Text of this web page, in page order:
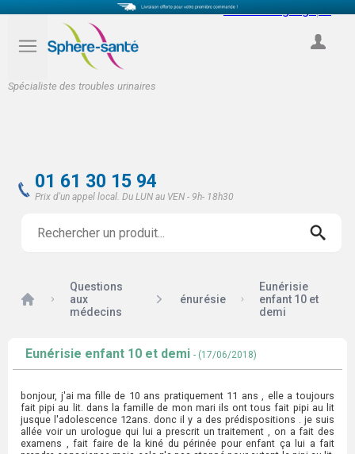
Spécialiste des troubles urinaires
Select Language
01 61 30 15 94
Prix d'un appel local. Du LUN au VEN - 9h- 18h30
Accueil
Questions
aux
médecins
énurésie
Eunérisie
enfant 10 et
demi
Eunérisie enfant 10 et demi - (17/06/2018)
bonjour, j'ai ma fille de 10 ans pratiquement 11 ans , elle a toujours
fait pipi au lit. dans la famille de mon mari ils ont tous fait pipi au lit
jusque l'adolescence 12ans. donc il y a des prédispositions . je suis
allée voir un urologue qui lui a prescrit un traitement , on a fait des
examens , fait faire de la kiné du périnée pour enfant ça lui a fait